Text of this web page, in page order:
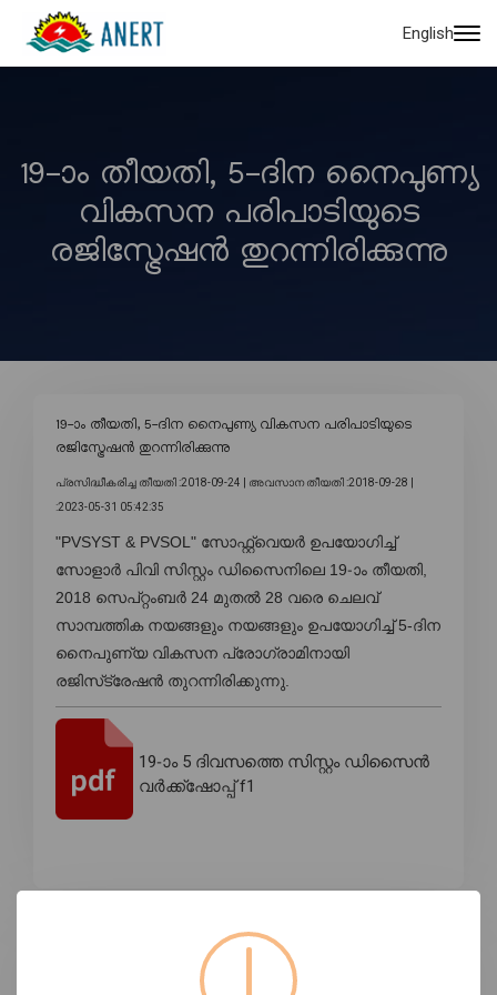
English
19-ാം തീയതി, 5-ദിന നൈപുണ്യ
വികസന പരിപാടിയുടെ
രജിസ്ട്രേഷൻ തുറന്നിരിക്കുന്നു
19-ാം തീയതി, 5-ദിന നൈപുണ്യ വികസന പരിപാടിയുടെ
രജിസ്ട്രേഷൻ തുറന്നിരിക്കുന്നു
പ്രസിദ്ധീകരിച്ച തീയതി :2018-09-24 | അവസാന തീയതി :2018-09-28 |
:2023-05-31 05:42:35
"PVSYST & PVSOL" സോഫ്റ്റ്‌വെയർ ഉപയോഗിച്ച്
സോളാർ പിവി സിസ്റ്റം ഡിസൈനിലെ 19-ാം തീയതി,
2018 സെപ്റ്റംബർ 24 മുതൽ 28 വരെ ചെലവ്
സാമ്പത്തിക നയങ്ങളും നയങ്ങളും ഉപയോഗിച്ച് 5-ദിന
നൈപുണ്യ വികസന പ്രോഗ്രാമിനായി
രജിസ്‌ട്രേഷൻ തുറന്നിരിക്കുന്നു.
19-ാം 5 ദിവസത്തെ സിസ്റ്റം ഡിസൈൻ
വർക്ക്ഷോപ്പ് f1